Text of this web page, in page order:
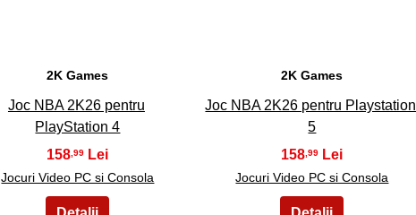
2K Games
Joc NBA 2K26 pentru
PlayStation 4
158 ,99
Jocuri Video PC si Consola
2K Games
Joc NBA 2K26 pentru Playstation
5
158 ,99
Jocuri Video PC si Consola